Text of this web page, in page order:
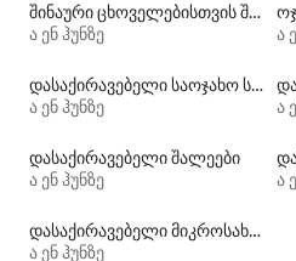
შინაური ცხოველებისთვის შესაფერისი დასაქირავებელი საცხოვრებლები
ა ენ ჰუნზე
ა
დასაქირავებელი საოჯახო სასტუმროები
ა ენ ჰუნზე
ა
დასაქირავებელი შალეები
ა ენ ჰუნზე
ა
დასაქირავებელი მიკროსახლები
ა ენ ჰუნზე